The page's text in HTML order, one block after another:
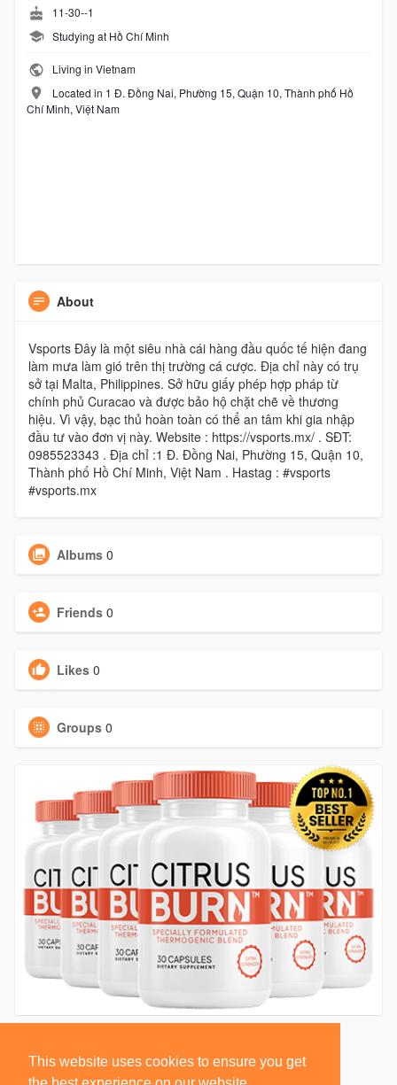
This website uses cookies to ensure you get
11-30--1
Studying at Hồ Chí Minh
Living in Vietnam
Located in 1 Đ. Đồng Nai, Phường 15, Quận 10, Thành phố Hồ
Chí Minh, Việt Nam
About
Vsports Đây là một siêu nhà cái hàng đầu quốc tế hiện đang
làm mưa làm gió trên thị trường cá cược. Địa chỉ này có trụ
sở tại Malta, Philippines. Sở hữu giấy phép hợp pháp từ
chính phủ Curacao và được bảo hộ chặt chẽ về thương
hiệu. Vì vậy, bạc thủ hoàn toàn có thể an tâm khi gia nhập
đầu tư vào đơn vị này. Website : https://vsports.mx/ . SĐT:
0985523343 . Địa chỉ :1 Đ. Đồng Nai, Phường 15, Quận 10,
Thành phố Hồ Chí Minh, Việt Nam . Hastag : #vsports
#vsports.mx
Albums 0
Friends 0
Likes 0
Groups 0